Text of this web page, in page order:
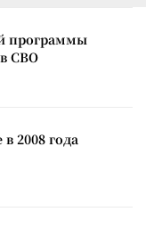
программы
СВО
2008 года